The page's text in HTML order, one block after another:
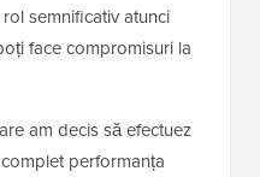
semnificativ atunci
face compromisuri la
am decis să efectuez
performanța